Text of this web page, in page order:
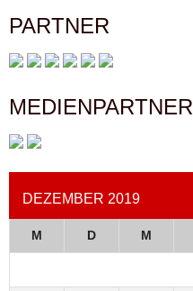
PARTNER
MEDIENPARTNER
DEZEMBER 2019
M D M